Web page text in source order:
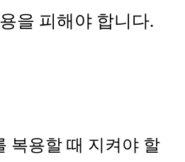
을 피해야 합니다.
복용할 때 지켜야 할